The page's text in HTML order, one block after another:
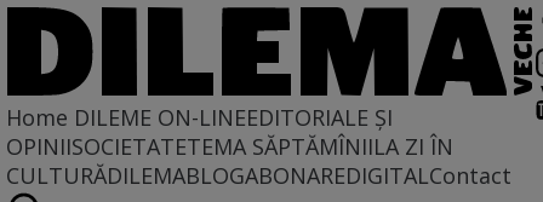
Home DILEME ON-LINEEDITORIALE ȘI
OPINIISOCIETATETEMA SĂPTĂMÎNIILA ZI ÎN
CULTURĂDILEMABLOGABONAREDIGITALContact